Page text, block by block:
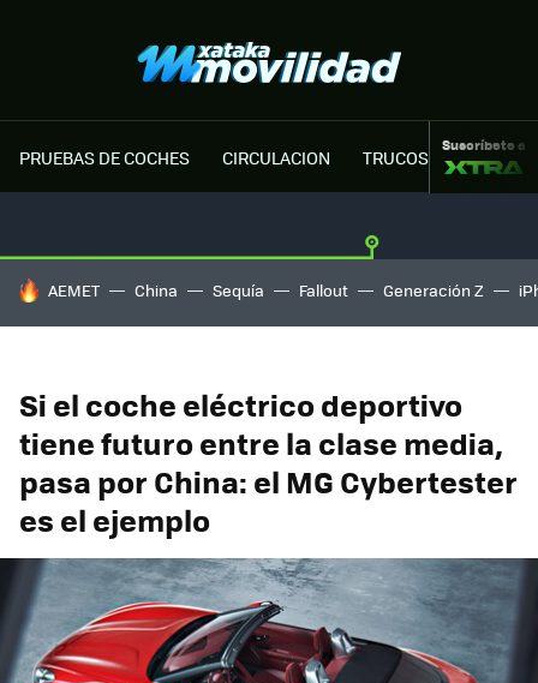
PRUEBAS DE COCHES CIRCULACION TRUCOS MOTOR
Suscríbete a
HOY SE HABLA DE
AEMET China Sequía Fallout Generación Z
Si el coche eléctrico deportivo
tiene futuro entre la clase media,
pasa por China: el MG Cybertester
es el ejemplo